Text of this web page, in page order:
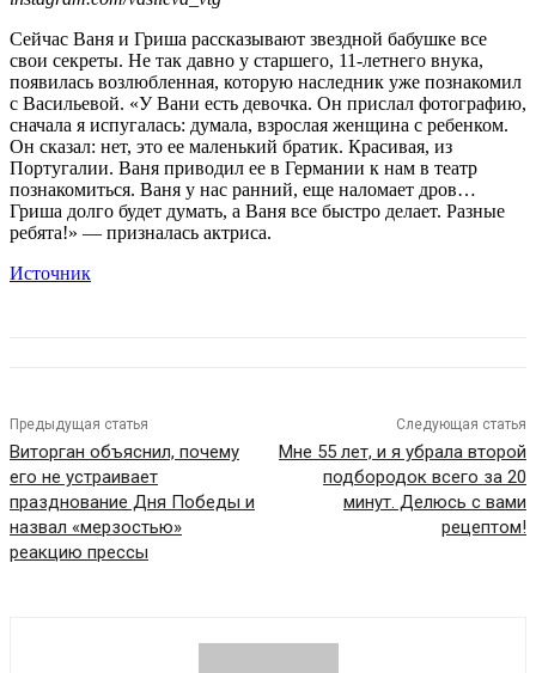
Сейчас Ваня и Гриша рассказывают звездной бабушке все
свои секреты. Не так давно у старшего, 11-летнего внука,
появилась возлюбленная, которую наследник уже познакомил
с Васильевой. «У Вани есть девочка. Он прислал фотографию,
сначала я испугалась: думала, взрослая женщина с ребенком.
Он сказал: нет, это ее маленький братик. Красивая, из
Португалии. Ваня приводил ее в Германии к нам в театр
познакомиться. Ваня у нас ранний, еще наломает дров…
Гриша долго будет думать, а Ваня все быстро делает. Разные
ребята!» — призналась актриса.
Источник
Предыдущая статья
Виторган объяснил, почему
его не устраивает
празднование Дня Победы и
назвал «мерзостью»
реакцию прессы
Следующая статья
Мне 55 лет, и я убрала второй
подбородок всего за 20
минут. Делюсь с вами
рецептом!